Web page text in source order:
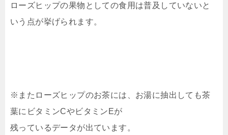
ローズヒップの果物としての食用は普及していないと
いう点が挙げられます。
※またローズヒップのお茶には、お湯に抽出しても茶
葉にビタミンCやビタミンEが
残っているデータが出ています。